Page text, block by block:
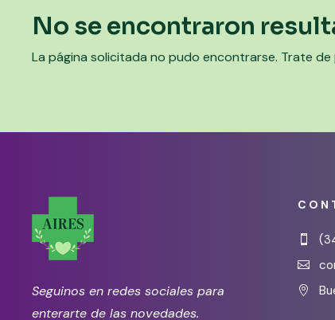
No se encontraron
La página solicitada no pudo encontrarse. Trate
Seguinos en redes sociales para
enterarte de las novedades.


